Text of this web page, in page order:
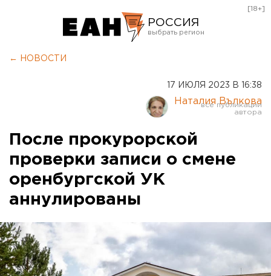
РОССИЯ
Курган
Оренбург
[18+]
← НОВОСТИ
17 ИЮЛЯ 2023 В 16:38
Наталия Вълкова
После прокурорской
проверки записи о смене
оренбургской УК
аннулированы